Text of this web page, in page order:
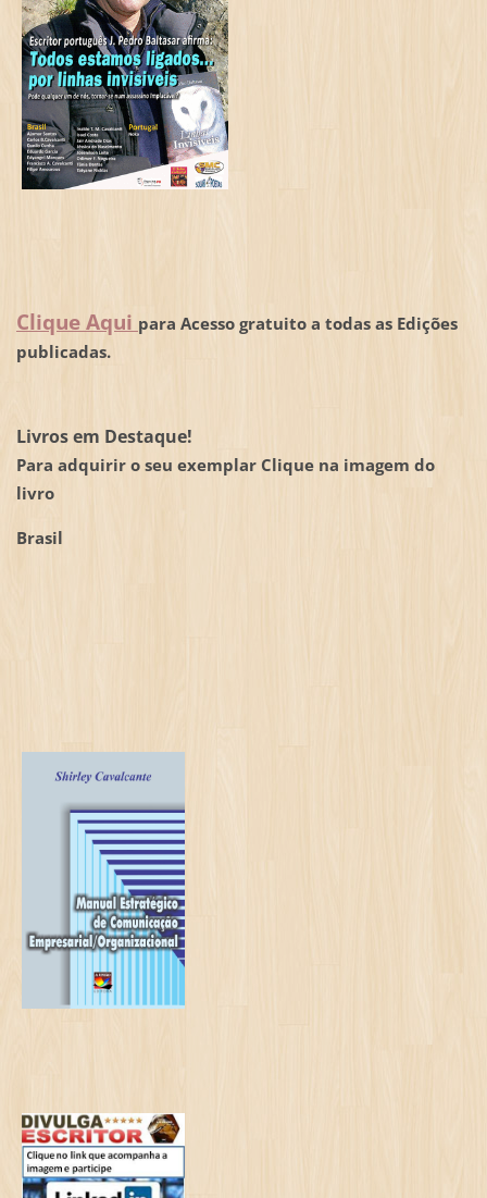
Clique Aqui para Acesso gratuito a todas as Edições
publicadas.
Livros em Destaque!
Para adquirir o seu exemplar Clique na imagem do
livro
Brasil